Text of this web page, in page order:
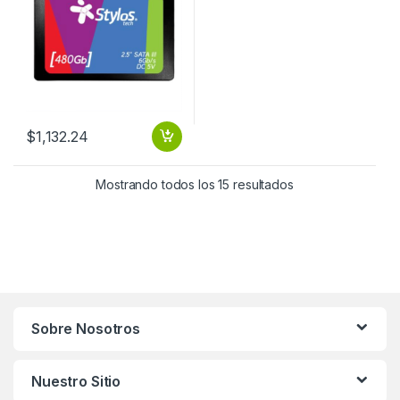
$1,132.24
Mostrando todos los 15 resultados
Sobre Nosotros
Nuestro Sitio